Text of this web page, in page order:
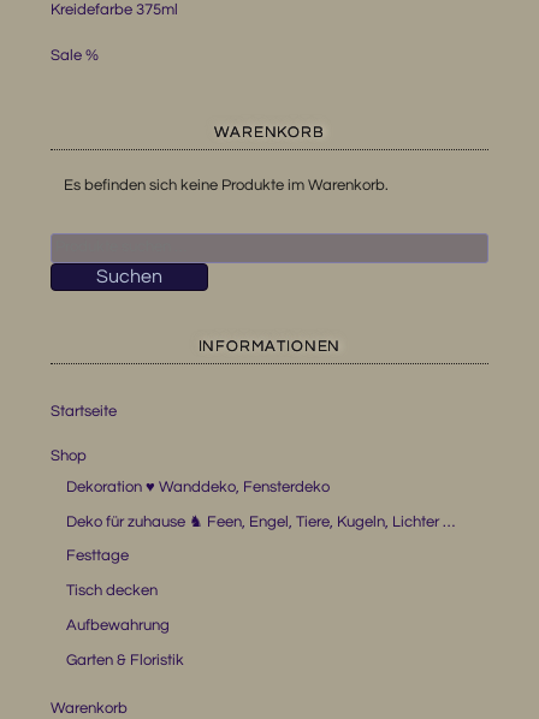
Kreidefarbe 375ml
Sale %
WARENKORB
Es befinden sich keine Produkte im Warenkorb.
nach:
Suchen
INFORMATIONEN
Startseite
Shop
Dekoration ♥ Wanddeko, Fensterdeko
Deko für zuhause ♞ Feen, Engel, Tiere, Kugeln, Lichter …
Festtage
Tisch decken
Aufbewahrung
Garten & Floristik
Warenkorb